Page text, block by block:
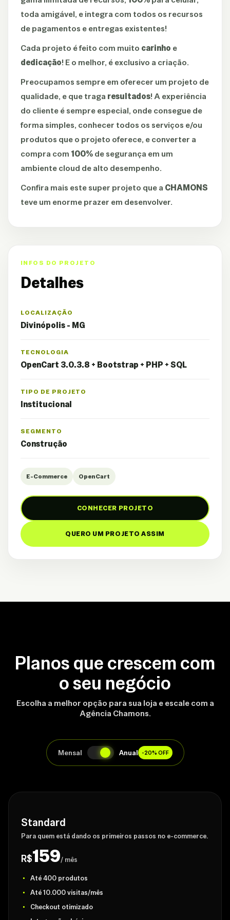
toda amigável, e integra com todos os recursos
de pagamentos e entregas existentes!
Cada projeto é feito com muito carinho e
dedicação! E o melhor, é exclusivo a criação.
Preocupamos sempre em oferecer um projeto de
qualidade, e que traga resultados! A experiência
do cliente é sempre especial, onde consegue de
forma simples, conhecer todos os serviços e/ou
produtos que o projeto oferece, e converter a
compra com 100%de segurança em um
ambiente cloud de alto desempenho.
Confira mais este super projeto que a CHAMONS
teve um enorme prazer em desenvolver.
INFOS DO PROJETO
Detalhes
LOCALIZAÇÃO
Divinópolis - MG
TECNOLOGIA
OpenCart 3.0.3.8 + Bootstrap + PHP + SQL
TIPO DE PROJETO
Institucional
SEGMENTO
Construção
E-Commerce OpenCart
CONHECER PROJETO
QUERO UM PROJETO ASSIM
Planos que crescem com
o seu negócio
Escolha a melhor opção para sua loja e escale com a
Agência Chamons.
Mensal Anual -20% OFF
Standard
Para quem está dando os primeiros passos no e-commerce.
R$159/ mês
Até 400 produtos
Até 10.000 visitas/mês
Checkout otimizado